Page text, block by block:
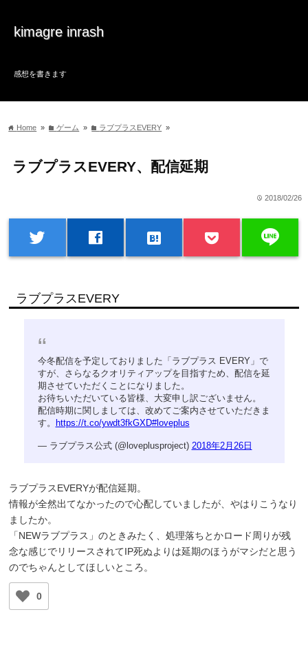
kimagre inrash
感想を書きます
home Home » folderゲーム » folder ラブプラスEVERY »
ラブプラスEVERY、配信延期
time 2018/02/26
twitter facebook hatenabookmark line
ラブプラスEVERY
今冬配信を予定しておりました「ラブプラス EVERY」で
すが、さらなるクオリティアップを目指すため、配信を延
期させていただくことになりました。
お待ちいただいている皆様、大変申し訳ございません。
配信時期に関しましては、改めてご案内させていただきま
す。
https://t.co/ywdt3fkGXD#loveplus
— ラブプラス公式 (@loveplusproject) 2018年2月26日
ラブプラスEVERYが配信延期。
情報が全然出てなかったので心配していましたが、やはりこうなり
ましたか。
「NEWラブプラス」のときみたく、処理落ちとかロード周りが残
念な感じでリリースされてIP死ぬよりは延期のほうがマシだと思う
のでちゃんとしてほしいところ。
0